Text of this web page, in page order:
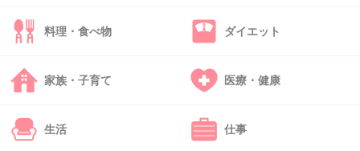
43. 匿名 2018/08/11(土) 16:00:35
+78
料理・食べ物 ダイエット
家族・子育て 医療・健康
生活 仕事